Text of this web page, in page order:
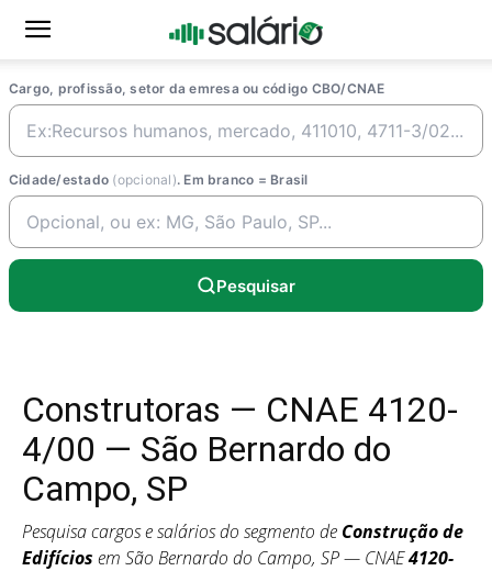
Cargo, profissão, setor da emresa ou código CBO/CNAE
Cidade/estado (opcional). Em branco = Brasil
Pesquisar
Construtoras — CNAE 4120-
4/00 — São Bernardo do
Campo, SP
Pesquisa cargos e salários do segmento de Construção de
Edifícios em São Bernardo do Campo, SP — CNAE4120-